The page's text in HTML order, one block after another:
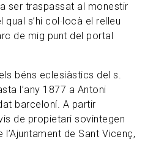
ser traspassat al monestir
s’hi col·locà el relleu
de mig punt del portal
béns eclesiàstics del s.
l’any 1877 a Antoni
barceloní. A partir
de propietari sovintegen
de Sant Vicenç,